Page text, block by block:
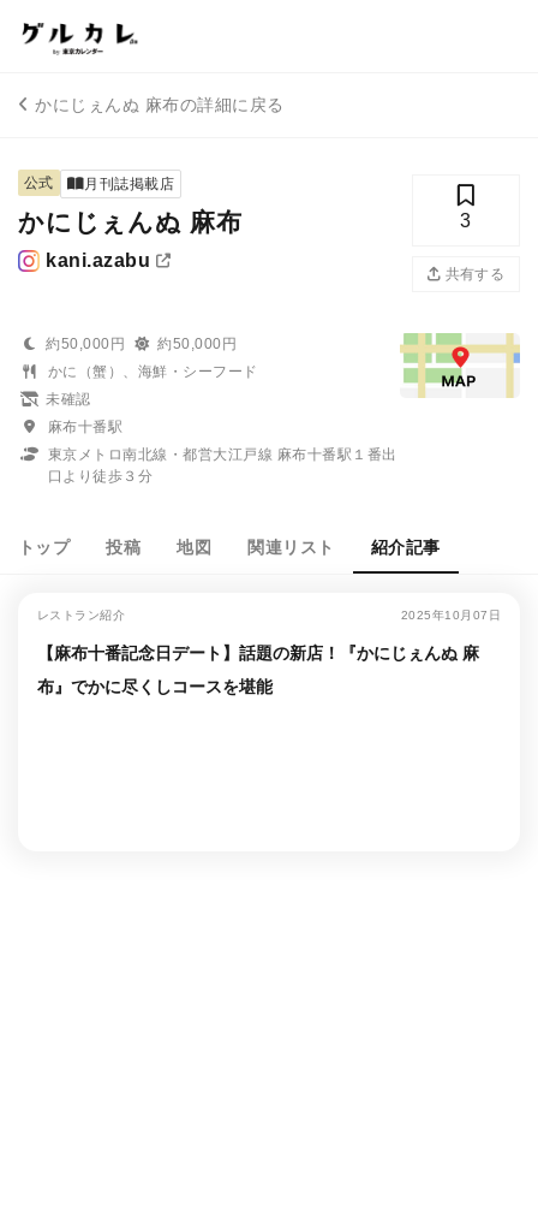
かにじぇんぬ 麻布の詳細に戻る
公式 月刊誌掲載店
かにじぇんぬ 麻布
kani.azabu
3
共有する
約50,000円
約50,000円
かに（蟹）、海鮮・シーフード
未確認
麻布十番駅
東京メトロ南北線・都営大江戸線 麻布十番駅１番出
口より徒歩３分
トップ 投稿 地図 関連リスト 紹介記事
レストラン紹介 2025年10月07日
【麻布十番記念日デート】話題の新店！『かにじぇんぬ 麻
布』でかに尽くしコースを堪能